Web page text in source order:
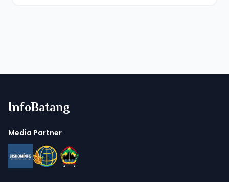
InfoBatang
Media Partner